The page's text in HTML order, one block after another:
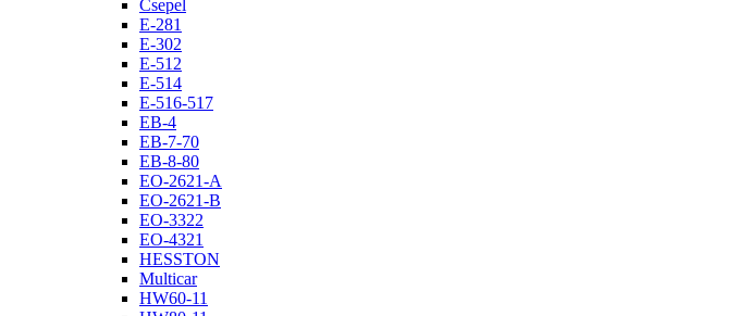
Csepel
E-281
E-302
E-512
E-514
E-516-517
EB-4
EB-7-70
EB-8-80
EO-2621-A
EO-2621-B
EO-3322
EO-4321
HESSTON
Multicar
HW60-11